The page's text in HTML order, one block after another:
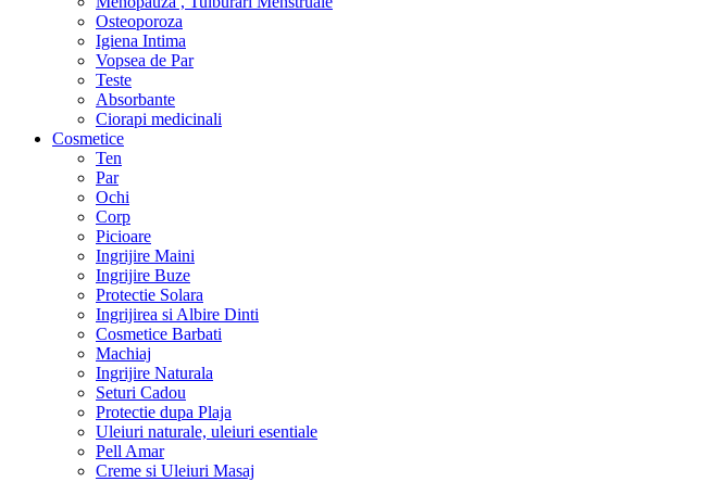
Osteoporoza
Igiena Intima
Vopsea de Par
Teste
Absorbante
Ciorapi medicinali
Cosmetice
Ten
Par
Ochi
Corp
Picioare
Ingrijire Maini
Ingrijire Buze
Protectie Solara
Ingrijirea si Albire Dinti
Cosmetice Barbati
Machiaj
Ingrijire Naturala
Seturi Cadou
Protectie dupa Plaja
Uleiuri naturale, uleiuri esentiale
Pell Amar
Creme si Uleiuri Masaj